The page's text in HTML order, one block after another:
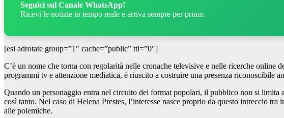
Seguici sul Canale WhatsApp!
Ricevi le notizie in tempo reale e arriva sempre per primo.
[esi adrotate group=”1″ cache=”public” ttl=”0″]
C’è un nome che torna con regolarità nelle cronache televisive e nelle ricerche online
programmi tv e attenzione mediatica, è riuscito a costruire una presenza riconoscibile
Quando un personaggio entra nel circuito dei format popolari, il pubblico non si limita
così tanto. Nel caso di Helena Prestes, l’interesse nasce proprio da questo intreccio
alle polemiche.